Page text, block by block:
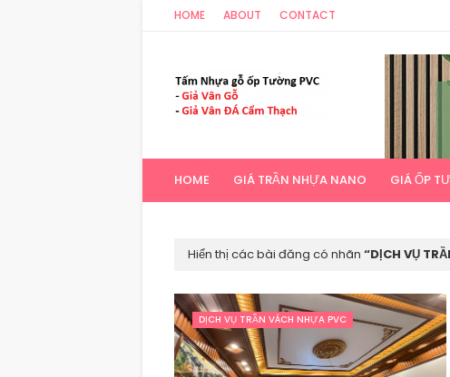
HOME ABOUT CONTACT
HOME GIÁ TRẦN NHỰA NANO GIÁ ỐP
Hiển thị các bài đăng có nhãn DỊCH VỤ
DỊCH VỤ TRẦN VÁCH NHỰA PVC